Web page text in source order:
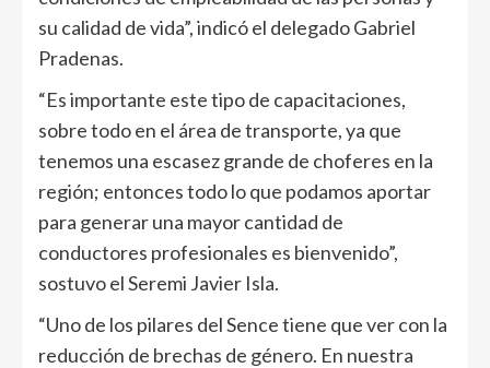
su calidad de vida”, indicó el delegado Gabriel
Pradenas.
“Es importante este tipo de capacitaciones,
sobre todo en el área de transporte, ya que
tenemos una escasez grande de choferes en la
región; entonces todo lo que podamos aportar
para generar una mayor cantidad de
conductores profesionales es bienvenido”,
sostuvo el Seremi Javier Isla.
“Uno de los pilares del Sence tiene que ver con la
reducción de brechas de género. En nuestra